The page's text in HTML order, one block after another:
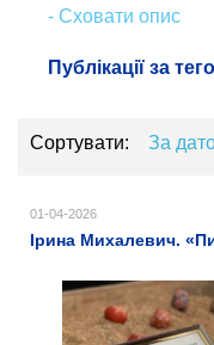
- Сховати опис
Публікації за
Сортувати: За
01-04-2026
Ірина Михалевич.